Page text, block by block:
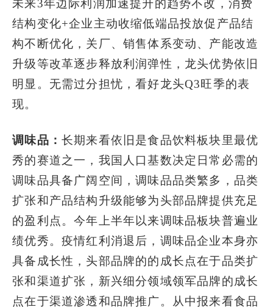
未来3年边际利润加速提升的趋势不改，消费
结构变化+企业主动收缩低端品投放促产品结
构不断优化，关厂、销售体系变动、产能改造
升级等改革逐步释放利润弹性，龙头优势依旧
明显。无需过分担忧，看好龙头Q3旺季的表
现。
调味品：长期来看依旧是食品饮料板块里最优
秀的赛道之一，我国人口基数决定日常必需的
调味品具备广阔空间，调味品品类繁多，品类
扩张和产品结构升级能够为头部品牌提供充足
的盈利点。今年上半年以来调味品板块普遍业
绩优秀。疫情红利消退后，调味品企业本身亦
具备成长性，头部品牌的的成长点在于品类扩
张和渠道扩张，新兴细分领域领军品牌的成长
点在于渠道渗透和品牌推广。从中报来看食品